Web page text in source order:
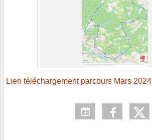
Lien téléchargement parcours Mars 2024